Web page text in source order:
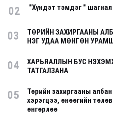
02 "Хүндэт тэмдэг " шагнал
03
ТӨРИЙН ЗАХИРГААНЫ
НЭГ УДАА МӨНГӨН
04
ХАРЬЯАЛЛЫН БУС
ТАТГАЛЗАНА
05
Төрийн захиргааны
хэрэгцээ, өнөөгийн
өнгөрлөө